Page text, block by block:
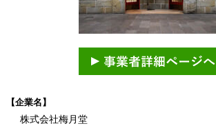
【企業名】
株式会社梅月堂